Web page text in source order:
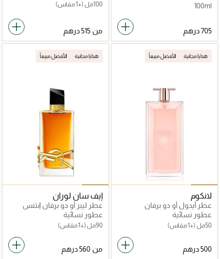
100ml
100مل (+1 مقاس)
من
هدايا مجانية الأفضل مبيعاً
لانكوم
عطر آيدول أو دو برفان
عطور نسائية
50مل (+1 مقاس)
هدايا مجانية الأفضل مبيعاً
إيف سان لوران
عطر ليبر أو دو برفان إنتنس
عطور نسائية
90مل (+1 مقاس)
من